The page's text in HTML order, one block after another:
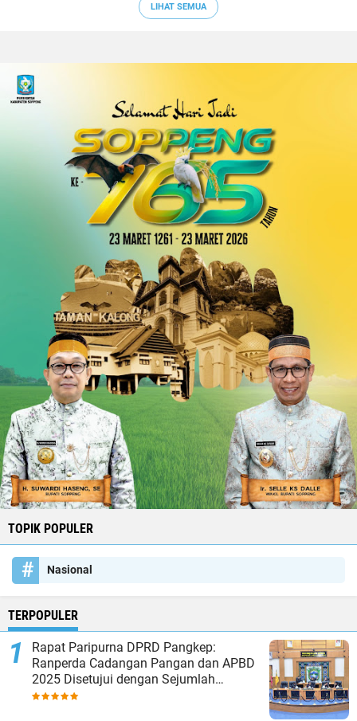
LIHAT SEMUA
TOPIK POPULER
Nasional
TERPOPULER
Rapat Paripurna DPRD Pangkep:
Ranperda Cadangan Pangan dan APBD
2025 Disetujui dengan Sejumlah
Catatan